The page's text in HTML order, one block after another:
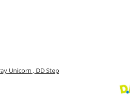
Unicorn , DD Step